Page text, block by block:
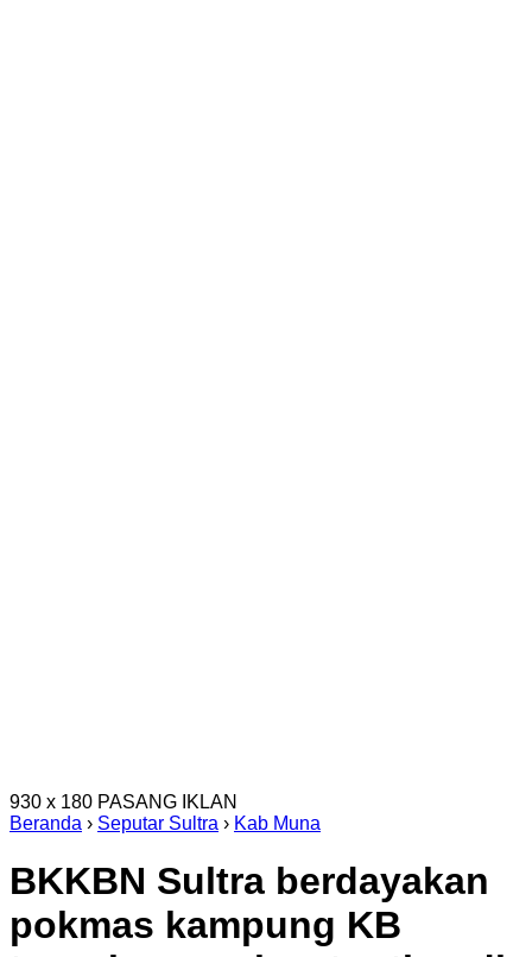
930 x 180 PASANG IKLAN
Beranda › Seputar Sultra › Kab Muna
BKKBN Sultra berdayakan
pokmas kampung KB